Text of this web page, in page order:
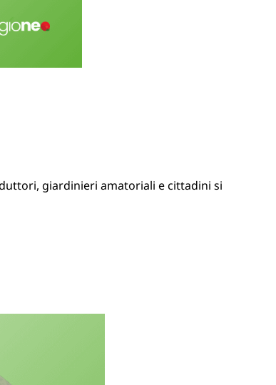
giardinieri amatoriali e cittadini si